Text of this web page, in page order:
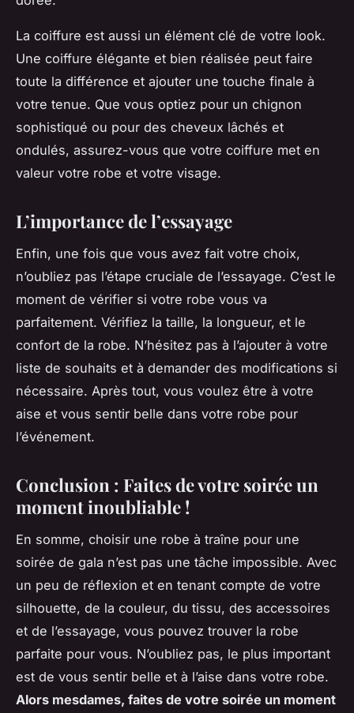
La coiffure est aussi un élément clé de votre look.
Une coiffure élégante et bien réalisée peut faire
toute la différence et ajouter une touche finale à
votre tenue. Que vous optiez pour un chignon
sophistiqué ou pour des cheveux lâchés et
ondulés, assurez-vous que votre coiffure met en
valeur votre robe et votre visage.
L’importance de l’essayage
Enfin, une fois que vous avez fait votre choix,
n’oubliez pas l’étape cruciale de l’essayage. C’est le
moment de vérifier si votre robe vous va
parfaitement. Vérifiez la taille, la longueur, et le
confort de la robe. N’hésitez pas à l’ajouter à votre
liste de souhaits et à demander des modifications si
nécessaire. Après tout, vous voulez être à votre
aise et vous sentir belle dans votre robe pour
l’événement.
Conclusion : Faites de votre soirée un
moment inoubliable !
En somme, choisir une robe à traîne pour une
soirée de gala n’est pas une tâche impossible. Avec
un peu de réflexion et en tenant compte de votre
silhouette, de la couleur, du tissu, des accessoires
et de l’essayage, vous pouvez trouver la robe
parfaite pour vous. N’oubliez pas, le plus important
est de vous sentir belle et à l’aise dans votre robe.
Alors mesdames, faites de votre soirée un moment